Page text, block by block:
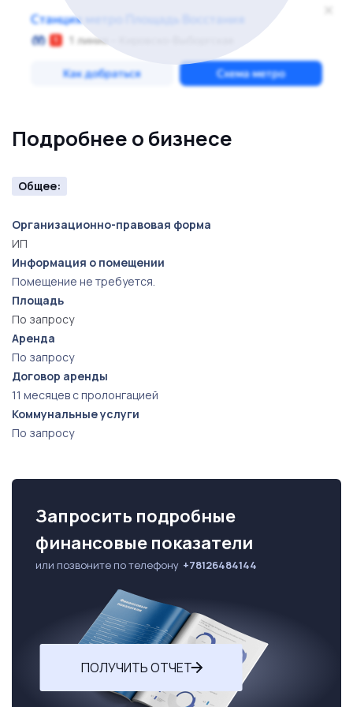
Подробнее о бизнесе
Общее:
Организационно-правовая форма
ИП
Информация о помещении
Помещение не требуется.
Площадь
По запросу
Аренда
По запросу
Договор аренды
11 месяцев с пролонгацией
Коммунальные услуги
По запросу
Запросить подробные
финансовые показатели
или позвоните по телефону +78126484144
ПОЛУЧИТЬ ОТЧЕТ